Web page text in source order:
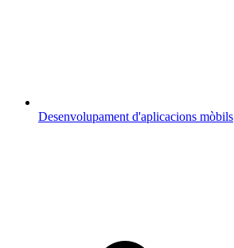
Desenvolupament d'aplicacions mòbils